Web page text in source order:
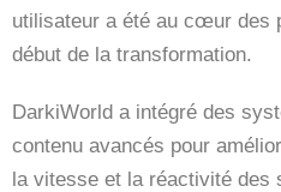
utilisateur a été au cœur des
début de la transformation.
DarkiWorld a intégré des
contenu avancés pour
la vitesse et la réactivité des